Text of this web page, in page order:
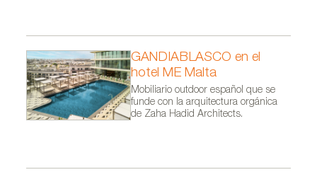
GANDIABLASCO en el
hotel ME Malta
Mobiliario outdoor español que se
funde con la arquitectura orgánica
de Zaha Hadid Architects.